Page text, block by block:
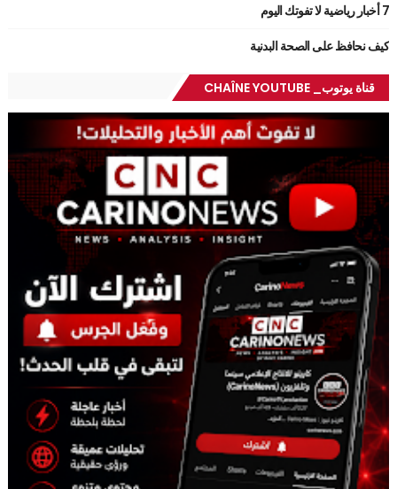
7 أخبار رياضية لا تفوتك اليوم
كيف نحافظ على الصحة البدنية
قناة يوتوب_ CHAÎNE YOUTUBE